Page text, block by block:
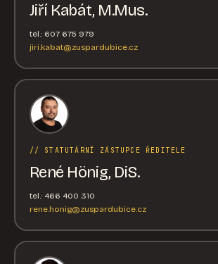
Jiří Kabát, M.Mus.
tel.: 607 675 979
jiri.kabat@zuspardubice.cz
// STATUTÁRNÍ ZÁSTUPCE ŘEDITELE
René Hönig, DiS.
tel.: 466 400 310
rene.honig@zuspardubice.cz